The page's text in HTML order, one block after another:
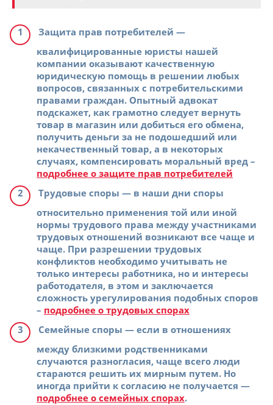
Защита прав потребителей —
квалифицированные юристы нашей
компании оказывают качественную
юридическую помощь в решении любых
вопросов, связанных с потребительскими
правами граждан. Опытный адвокат
подскажет, как грамотно следует вернуть
товар в магазин или добиться его обмена,
получить деньги за не подошедший или
некачественный товар, а в некоторых
случаях, компенсировать моральный вред –
подробнее о защите прав потребителей
Трудовые споры — в наши дни споры
относительно применения той или иной
нормы трудового права между участниками
трудовых отношений возникают все чаще и
чаще. При разрешении трудовых
конфликтов необходимо учитывать не
только интересы работника, но и интересы
работодателя, в этом и заключается
сложность урегулирования подобных споров
– подробнее о трудовых спорах
Семейные споры — если в отношениях
между близкими родственниками
случаются разногласия, чаще всего люди
стараются решить их мирным путем. Но
иногда прийти к согласию не получается —
подробнее о семейных спорах.